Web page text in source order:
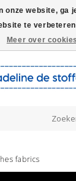
Onze stoffen
fabrics
onze website, ga
te
Meer over